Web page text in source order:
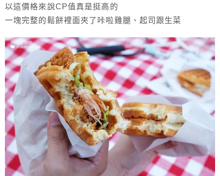
以這價格來說CP值真是挺高的
一塊完整的鬆餅裡面夾了咔啦雞腿、起司跟生菜